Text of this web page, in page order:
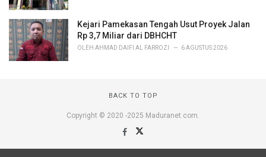
Kejari Pamekasan Tengah Usut Proyek Jalan
Rp 3,7 Miliar dari DBHCHT
OLEH AHMAD DAIFI AL FARROZI 6 AGUSTUS 2026
BACK TO TOP
Copyright © 2020 -2025 Maduranet.com.